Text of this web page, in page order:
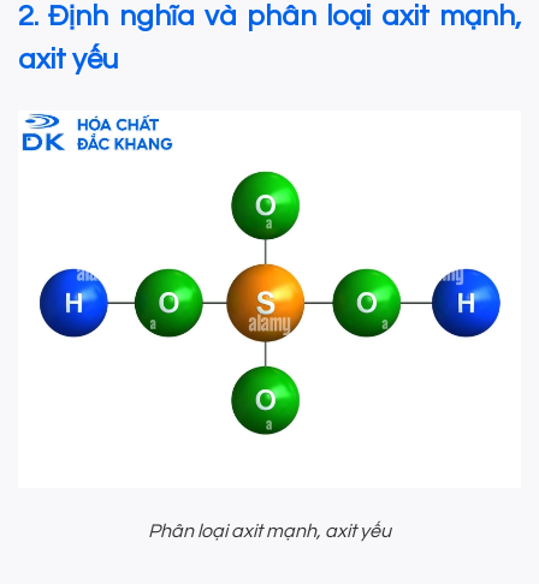
2. Định nghĩa và phân loại axit mạnh,
axit yếu
Phân loại axit mạnh, axit yếu